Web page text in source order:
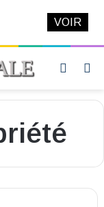
Switch
VOIR